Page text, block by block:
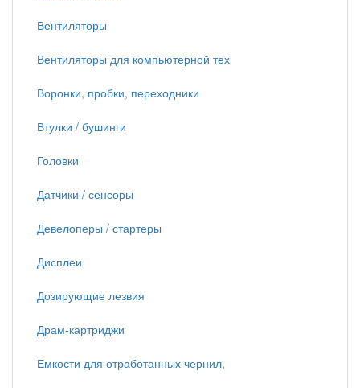
Вентиляторы
Вентиляторы для компьютерной тех
Воронки, пробки, переходники
Втулки / бушинги
Головки
Датчики / сенсоры
Девелоперы / стартеры
Дисплеи
Дозирующие лезвия
Драм-картриджи
Емкости для отработанных чернил,